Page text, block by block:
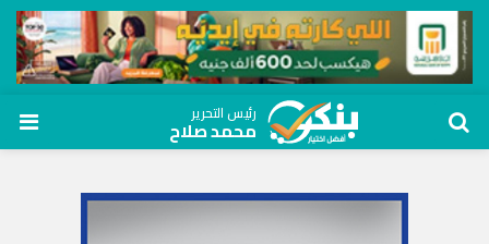
رئيس التحرير
محمد صلاح